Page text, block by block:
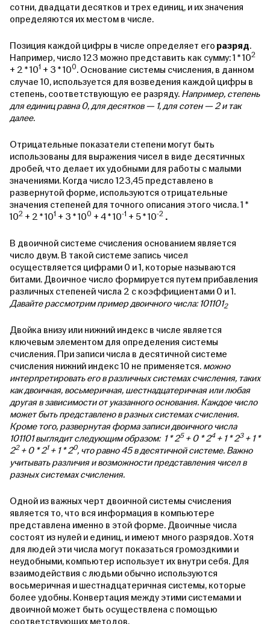
сотни, двадцати десятков и трех единиц, и их значения
определяются их местом в числе.
Позиция каждой цифры в числе определяет его разряд.
Например, число 123 можно представить как сумму: 1 * 102
+ 2 * 101 + 3 * 100. Основание системы счисления, в данном
случае 10, используется для возведения каждой цифры в
степень, соответствующую ее разряду. Например, степень
для единиц равна 0, для десятков — 1, для сотен — 2 и так
далее.
Отрицательные показатели степени могут быть
использованы для выражения чисел в виде десятичных
дробей, что делает их удобными для работы с малыми
значениями. Когда число 123,45 представлено в
развернутой форме, используются отрицательные
значения степеней для точного описания этого числа. 1 *
102 + 2 * 101 + 3 * 100 + 4 * 10-1 + 5 * 10-2 .
В двоичной системе счисления основанием является
число двум. В такой системе запись чисел
осуществляется цифрами 0 и 1, которые называются
битами. Двоичное число формируется путем прибавления
различных степеней числа 2 с коэффициентами 0 и 1.
Давайте рассмотрим пример двоичного числа: 1011012
Двойка внизу или нижний индекс в числе является
ключевым элементом для определения системы
счисления. При записи числа в десятичной системе
счисления нижний индекс 10 не применяется. можно
интерпретировать его в различных системах счисления, таких
как двоичная, восьмеричная, шестнадцатеричная или любая
другая в зависимости от указанного основания. Каждое число
может быть представлено в разных системах счисления.
Кроме того, развернутая форма записи двоичного числа
101101 выглядит следующим образом: 1 * 25 + 0 * 24 + 1 * 23 + 1 *
22 + 0 * 21 + 1 * 20, что равно 45 в десятичной системе. Важно
учитывать различия и возможности представления чисел в
разных системах счисления.
Одной из важных черт двоичной системы счисления
является то, что вся информация в компьютере
представлена именно в этой форме. Двоичные числа
состоят из нулей и единиц, и имеют много разрядов. Хотя
для людей эти числа могут показаться громоздкими и
неудобными, компьютер использует их внутри себя. Для
взаимодействия с людьми обычно используются
восьмеричная и шестнадцатеричная системы, которые
более удобны. Конвертация между этими системами и
двоичной может быть осуществлена с помощью